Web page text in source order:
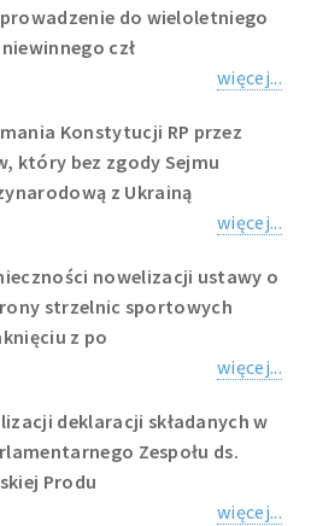
do wieloletniego
czł
więcej...
Konstytucji RP przez
który bez zgody Sejmu
z Ukrainą
więcej...
nowelizacji ustawy o
strzelnic sportowych
z po
więcej...
deklaracji składanych w
Zespołu ds.
Produ
więcej...